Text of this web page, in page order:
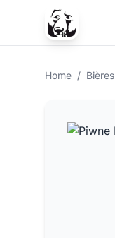
Home / Bières